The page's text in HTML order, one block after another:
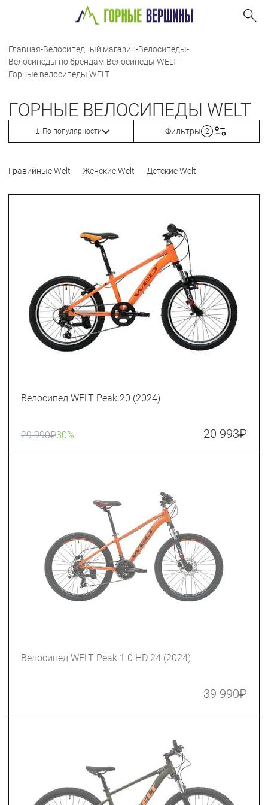
Главная-Велосипедный магазин-Велосипеды-
Велосипеды по брендам-Велосипеды WELT-
Горные велосипеды WELT
ГОРНЫЕ ВЕЛОСИПЕДЫ WELT
По популярности Фильтры 2
Гравийные Welt Женские Welt Детские Welt
Велосипед WELT Peak 20 (2024)
29 990₽30% 20 993₽
Велосипед WELT Peak 1.0 HD 24 (2024)
39 990₽